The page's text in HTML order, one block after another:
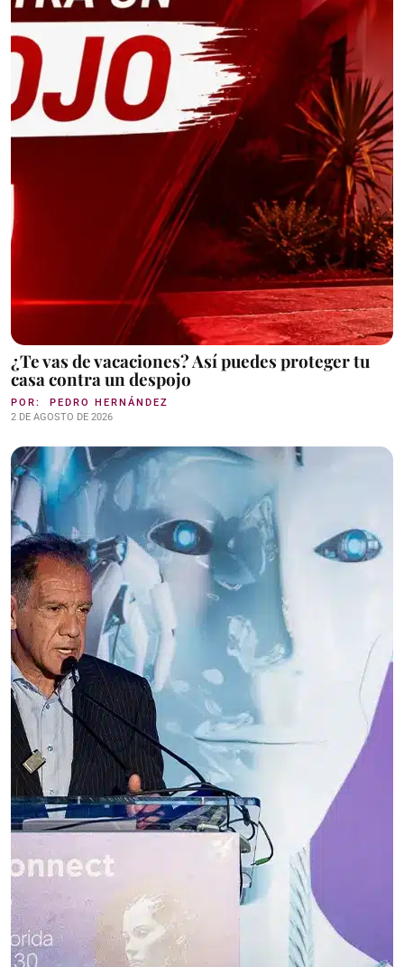
¿Te vas de vacaciones? Así puedes proteger tu
casa contra un despojo
POR: PEDRO HERNÁNDEZ
2 DE AGOSTO DE 2026